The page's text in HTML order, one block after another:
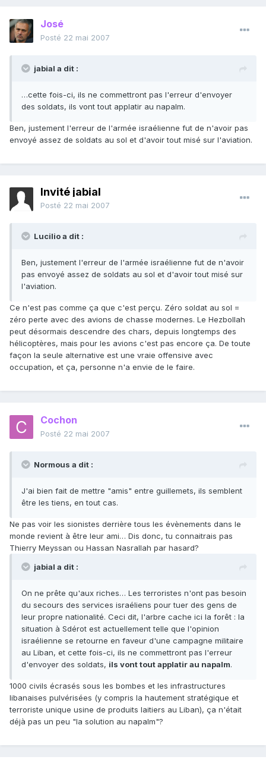
José
Posté 22 mai 2007
jabial a dit :
…cette fois-ci, ils ne commettront pas l'erreur d'envoyer
des soldats, ils vont tout applatir au napalm.
Ben, justement l'erreur de l'armée israélienne fut de n'avoir pas
envoyé assez de soldats au sol et d'avoir tout misé sur l'aviation.
Invité jabial
Posté 22 mai 2007
Lucilio a dit :
Ben, justement l'erreur de l'armée israélienne fut de n'avoir
pas envoyé assez de soldats au sol et d'avoir tout misé sur
l'aviation.
Ce n'est pas comme ça que c'est perçu. Zéro soldat au sol =
zéro perte avec des avions de chasse modernes. Le Hezbollah
peut désormais descendre des chars, depuis longtemps des
hélicoptères, mais pour les avions c'est pas encore ça. De toute
façon la seule alternative est une vraie offensive avec
occupation, et ça, personne n'a envie de le faire.
Cochon
Posté 22 mai 2007
Normous a dit :
J'ai bien fait de mettre "amis" entre guillemets, ils semblent
être les tiens, en tout cas.
Ne pas voir les sionistes derrière tous les évènements dans le
monde revient à être leur ami… Dis donc, tu connaitrais pas
Thierry Meyssan ou Hassan Nasrallah par hasard?
jabial a dit :
On ne prête qu'aux riches… Les terroristes n'ont pas besoin
du secours des services israéliens pour tuer des gens de
leur propre nationalité. Ceci dit, l'arbre cache ici la forêt : la
situation à Sdérot est actuellement telle que l'opinion
israélienne se retourne en faveur d'une campagne militaire
au Liban, et cette fois-ci, ils ne commettront pas l'erreur
d'envoyer des soldats, ils vont tout applatir au napalm.
1000 civils écrasés sous les bombes et les infrastructures
libanaises pulvérisées (y compris la hautement stratégique et
terroriste unique usine de produits laitiers au Liban), ça n'était
déjà pas un peu "la solution au napalm"?